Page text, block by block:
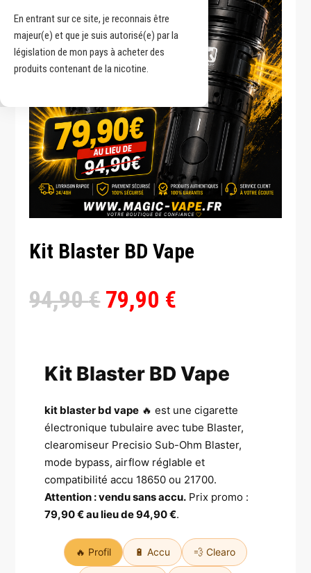
En entrant sur ce site, je reconnais être
majeur(e) et que je suis autorisé(e) par la
législation de mon pays à acheter des
produits contenant de la nicotine.
Kit Blaster BD Vape
94,90€ Le
était :
94,90 €.
79,90 €
est :
79,90 €.
Kit Blaster BD Vape
kit blaster bd vape 🔥 est une cigarette
électronique tubulaire avec tube Blaster,
clearomiseur Precisio Sub-Ohm Blaster,
mode bypass, airflow réglable et
compatibilité accu 18650 ou 21700.
Attention : vendu sans accu. Prix promo :
79,90 € au lieu de 94,90 €.
🔥 Profil 🔋 Accu 💨 Clearo